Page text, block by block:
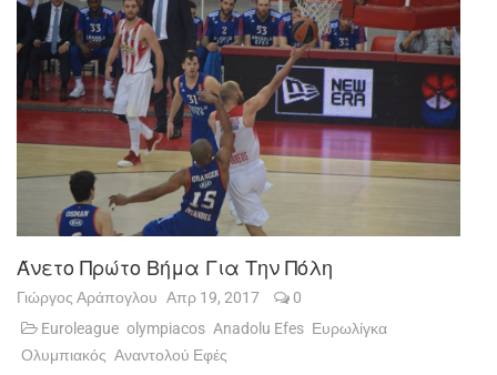
Άνετο Πρώτο Βήμα Για Την Πόλη
Γιώργος Αράπογλου Απρ 19, 2017
0
Euroleague olympiacos Anadolu Efes Ευρωλίγκα
Ολυμπιακός Αναντολού Εφές